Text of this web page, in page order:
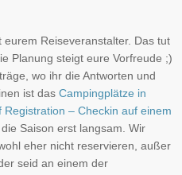
Reiseveranstalter. Das tut
Planung steigt eure Vorfreude ;)
wo ihr die Antworten und
ist das Campingplätze in
Registration – Checkin auf einem
Saison erst langsam. Wir
eher nicht reservieren, außer
seid an einem der